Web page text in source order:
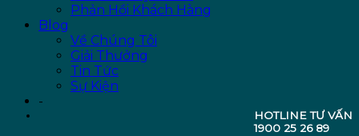
Phản Hồi Khách Hàng
Blog
Về Chúng Tôi
Giải Thưởng
Tin Tức
Sự Kiện
-
HOTLINE TƯ VẤN
1900 25 26 89